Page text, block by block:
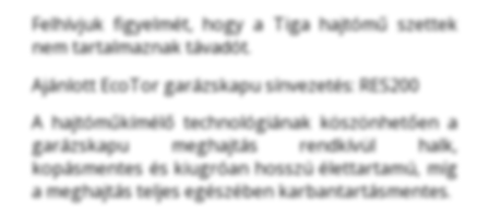
Felhívjuk figyelmét, hogy a Tiga hajtómű szettek
nem tartalmaznak távadót.
Ajánlott EcoTor garázskapu sínvezetés: RES200
A hajtóműkímélő technológiának köszönhetően a
garázskapu meghajtás rendkívül halk,
kopásmentes és kiugróan hosszú élettartamú, míg
a meghajtás teljes egészében karbantartásmentes.